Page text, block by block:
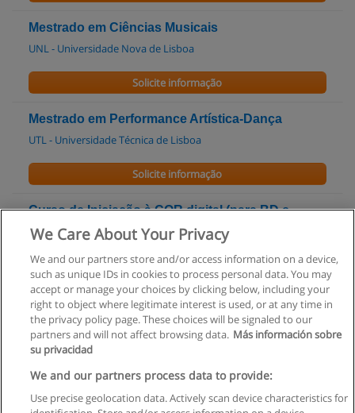
Mestrado em Ciências Musicais
UNL - Universidade Nova de Lisboa
Solicite informação
Mestrado em Performance Artística-Dança
UTL - Universidade Técnica de Lisboa
Solicite informação
Curso de Iniciação à COR digital (para BD e
ilustração)
Solicite informação
Regras de uso
Privacidade de dados
We Care About Your Privacy
We and our partners store and/or access information on a device,
such as unique IDs in cookies to process personal data. You may
accept or manage your choices by clicking below, including your
right to object where legitimate interest is used, or at any time in
the privacy policy page. These choices will be signaled to our
partners and will not affect browsing data. Más información sobre
su privacidad
We and our partners process data to provide:
Use precise geolocation data. Actively scan device characteristics for